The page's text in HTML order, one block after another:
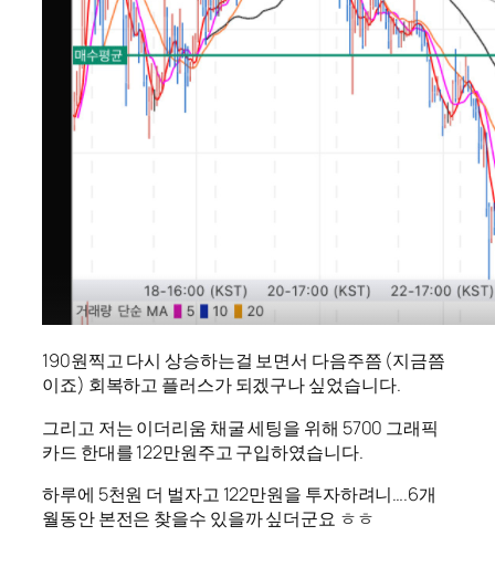
190원찍고 다시 상승하는걸 보면서 다음주쯤 (지금쯤
이죠) 회복하고 플러스가 되겠구나 싶었습니다.
그리고 저는 이더리움 채굴 세팅을 위해 5700 그래픽
카드 한대를 122만원주고 구입하였습니다.
하루에 5천원 더 벌자고 122만원을 투자하려니….6개
월동안 본전은 찾을수 있을까 싶더군요 ㅎㅎ